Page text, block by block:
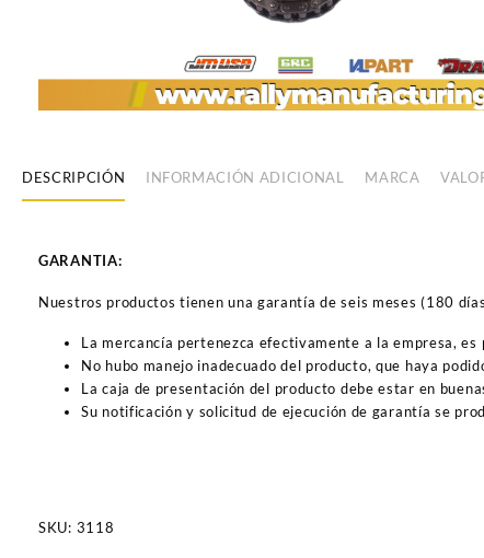
DESCRIPCIÓN INFORMACIÓN ADICIONAL MARCA
GARANTIA:
Nuestros productos tienen una garantía de seis meses (180
La mercancía pertenezca efectivamente a la empresa,
No hubo manejo inadecuado del producto, que haya
La caja de presentación del producto debe estar en
Su notificación y solicitud de ejecución de garantía se
SKU: 3118